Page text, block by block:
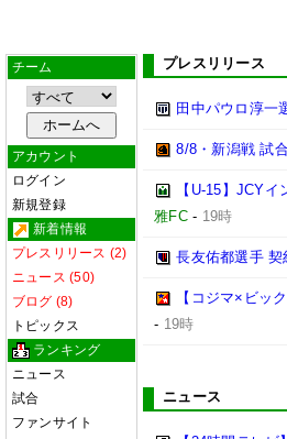
チーム
アカウント
ログイン
新規登録
新着情報
プレスリリース (2)
ニュース (50)
ブログ (8)
トピックス
ランキング
ニュース
試合
ファンサイト
プレスリリース
田中パウロ淳一
8/8・新潟戦 試
【U-15】JCY
雅FC- 19時
長友佑都選手
【コジマ×ビッ
- 19時
ニュース